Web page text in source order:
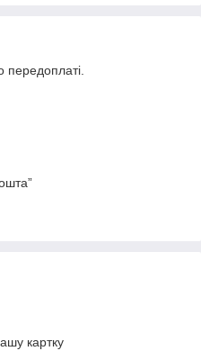
передоплаті.
картку